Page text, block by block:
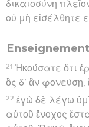
δικαιοσύνη
οὐ μὴ εἰσέλθητε
21 Ἠκούσατε ὅτι
ὃς δ’ ἂν φονεύσῃ,
22 ἐγὼ δὲ λέγω
αὐτοῦ ἔνοχος